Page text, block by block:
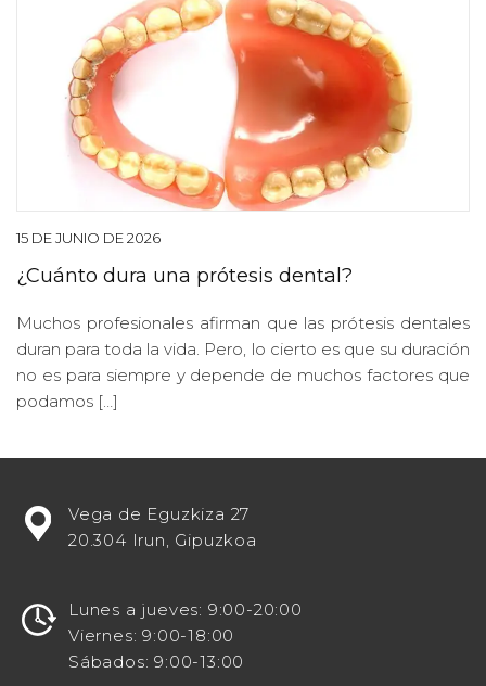
15 DE JUNIO DE 2026
¿Cuánto dura una prótesis dental?
Muchos profesionales afirman que las prótesis dentales
duran para toda la vida. Pero, lo cierto es que su duración
no es para siempre y depende de muchos factores que
podamos […]
buscando
potenciar
en
Vega de Eguzkiza 27
20.304 Irun, Gipuzkoa
Lunes a jueves: 9:00-20:00
Viernes: 9:00-18:00
Sábados: 9:00-13:00